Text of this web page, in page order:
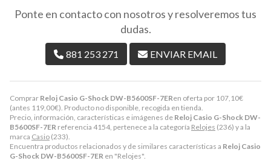
Comprar Reloj Casio G-Shock DW-B5600SF-7ERen oferta por 107,10€
(antes 119,00€). Producto no disponible, recogida en tienda.
Precio, información, características e imágenes de Reloj Casio G-Shock DW-
B5600SF-7ER referencia 4154, pertenece a la categoría Relojes (236) y a la
marca Casio (233).
Encuentra productos relacionados y de similares características a Reloj Casio
G-Shock DW-B5600SF-7ER en "Relojes".
Ponte en contacto con nosotros y resolveremos tus
dudas.
881 253 271 ENVIAR EMAIL